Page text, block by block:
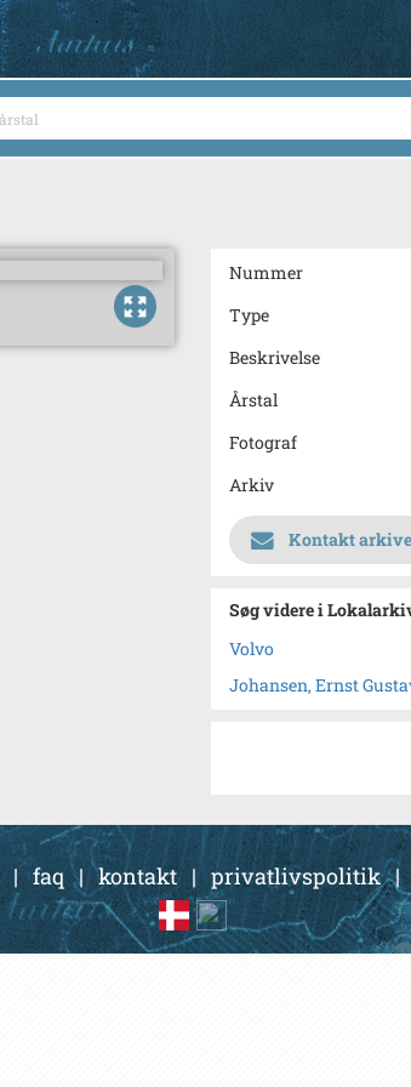
Nummer
Type
Beskrivelse
Årstal
Fotograf
Arkiv
Kontakt
Søg videre i
Volvo
Johansen, Ernst
|faq |kontakt| privatlivspolitik|